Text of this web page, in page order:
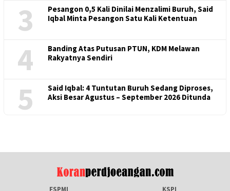
3
Pesangon 0,5 Kali Dinilai Menzalimi Buruh, Said
Iqbal Minta Pesangon Satu Kali Ketentuan
4
Banding Atas Putusan PTUN, KDM Melawan
Rakyatnya Sendiri
5
Said Iqbal: 4 Tuntutan Buruh Sedang Diproses,
Aksi Besar Agustus – September 2026 Ditunda
FSPMI KSPI